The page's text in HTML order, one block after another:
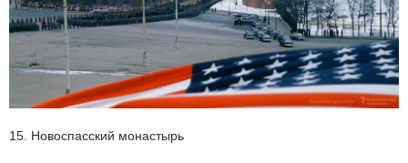
15. Новоспасский монастырь